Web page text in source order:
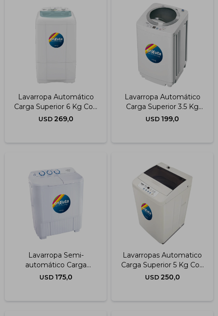
Lavarropa Automático
Carga Superior 6 Kg Con
Bomba
USD 269,0
Lavarropa Automático
Carga Superior 3.5 Kg
Sin Bomba
USD 199,0
Lavarropa Semi-
automático Carga
Superior 4,5 Kg
USD 175,0
Lavarropas Automatico
Carga Superior 5 Kg Con
Bomba
USD 250,0